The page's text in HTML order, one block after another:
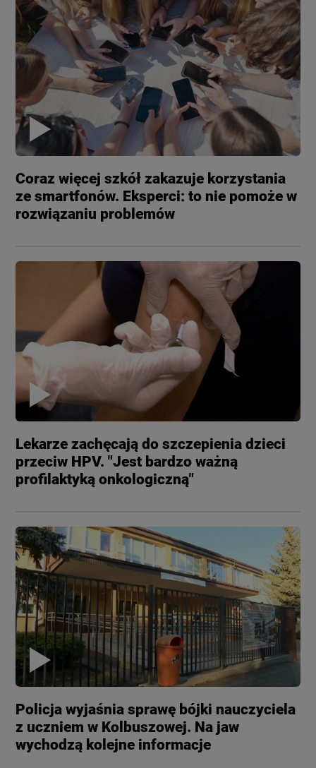
Coraz więcej szkół zakazuje korzystania
ze smartfonów. Eksperci: to nie pomoże w
rozwiązaniu problemów
Lekarze zachęcają do szczepienia dzieci
przeciw HPV. "Jest bardzo ważną
profilaktyką onkologiczną"
Policja wyjaśnia sprawę bójki nauczyciela
z uczniem w Kolbuszowej. Na jaw
wychodzą kolejne informacje